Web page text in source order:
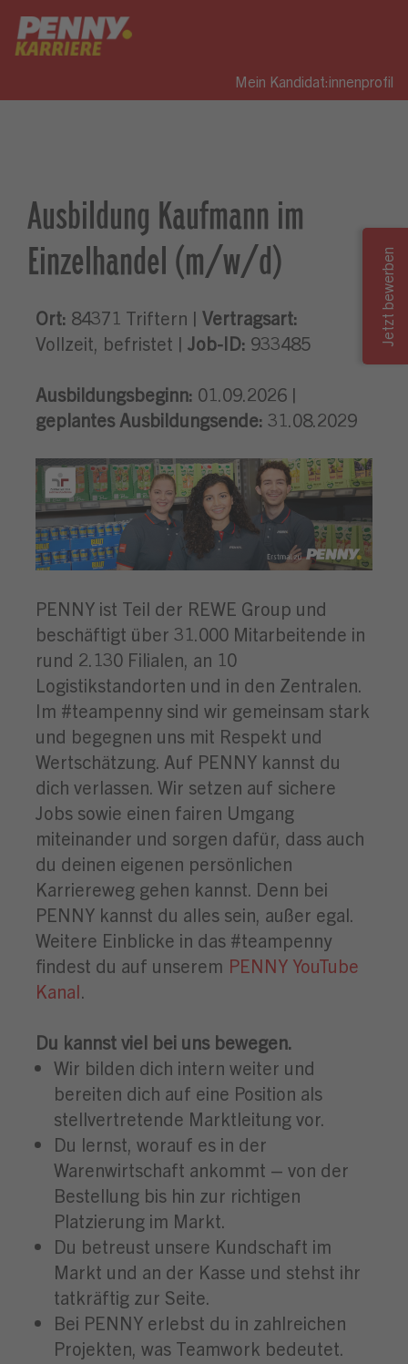
Mein Kandidat:innenprofil
Ausbildung Kaufmann im
Einzelhandel (m/w/d)
Ort: 84371 Triftern | Vertragsart:
Vollzeit, befristet | Job-ID: 933485
Ausbildungsbeginn: 01.09.2026 |
geplantes Ausbildungsende: 31.08.2029
PENNY ist Teil der REWE Group und
beschäftigt über 31.000 Mitarbeitende in
rund 2.130 Filialen, an 10
Logistikstandorten und in den Zentralen.
Im #teampenny sind wir gemeinsam stark
und begegnen uns mit Respekt und
Wertschätzung. Auf PENNY kannst du
dich verlassen. Wir setzen auf sichere
Jobs sowie einen fairen Umgang
miteinander und sorgen dafür, dass auch
du deinen eigenen persönlichen
Karriereweg gehen kannst. Denn bei
PENNY kannst du alles sein, außer egal.
Weitere Einblicke in das #teampenny
findest du auf unserem PENNY YouTube
Kanal.
Du kannst viel bei uns bewegen.
Wir bilden dich intern weiter und
bereiten dich auf eine Position als
stellvertretende Marktleitung vor.
Du lernst, worauf es in der
Warenwirtschaft ankommt – von der
Bestellung bis hin zur richtigen
Platzierung im Markt.
Du betreust unsere Kundschaft im
Markt und an der Kasse und stehst ihr
tatkräftig zur Seite.
Bei PENNY erlebst du in zahlreichen
Projekten, was Teamwork bedeutet.